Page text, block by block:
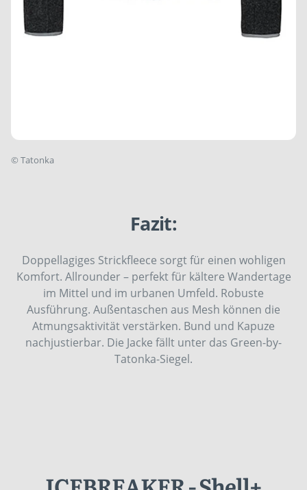
© Tatonka
Fazit:
Doppellagiges Strickfleece sorgt für einen wohligen
Komfort. Allrounder – perfekt für kältere Wandertage
im Mittel und im urbanen Umfeld. Robuste
Ausführung. Außentaschen aus Mesh können die
Atmungsaktivität verstärken. Bund und Kapuze
nachjustierbar. Die Jacke fällt unter das Green-by-
Tatonka-Siegel.